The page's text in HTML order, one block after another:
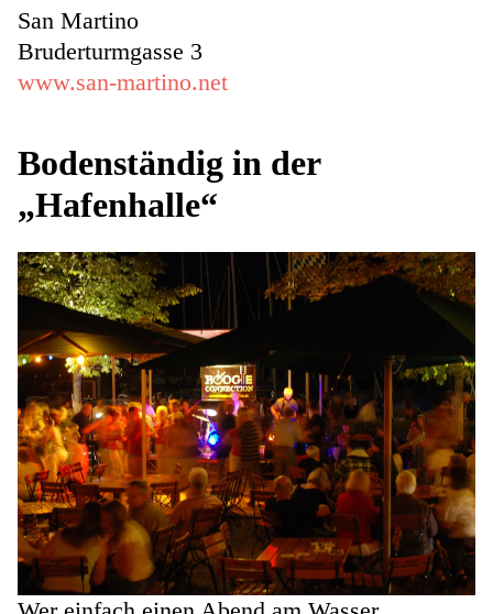
San Martino
Bruderturmgasse 3
www.san-martino.net
Bodenständig in der
„Hafenhalle“